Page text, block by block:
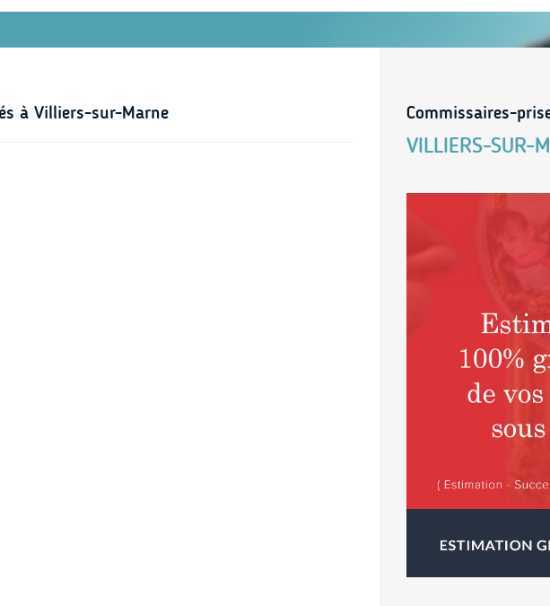
à Villiers-sur-Marne Commissaires-
VILLIERS-SUR-